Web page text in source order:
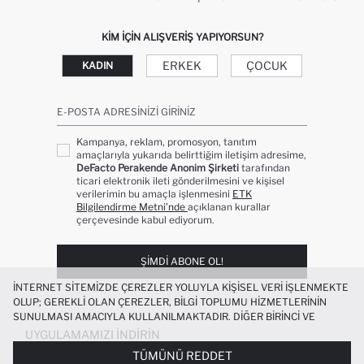
KIM IÇIN ALIŞVERIŞ YAPIYORSUN?
KADIN ERKEK ÇOCUK
E-POSTA ADRESINIZI GIRINIZ
Kampanya, reklam, promosyon, tanıtım
amaçlarıyla yukarıda belirttiğim iletişim adresime,
DeFacto Perakende Anonim Şirketi tarafından
ticari elektronik ileti gönderilmesini ve kişisel
verilerimin bu amaçla işlenmesini ETK
Bilgilendirme Metni’nde açıklanan kurallar
çerçevesinde kabul ediyorum.
ŞIMDI ABONE OL!
UYGULAMAMIZI İNDIRIN
İNTERNET SITEMIZDE ÇEREZLER YOLUYLA KIŞISEL VERI IŞLENMEKTE
OLUP; GEREKLI OLAN ÇEREZLER, BILGI TOPLUMU HIZMETLERININ
SUNULMASI AMACIYLA KULLANILMAKTADIR. DIĞER BIRINCI VE
ÜÇÜNCÜ TARAF ÇEREZLER ISE SIZE DAHA IYI BIR ALIŞVERIŞ
DENEYIMI SUNULABILMESI, SITEMIZIN DAHA IŞLEVSEL KILINMASI VE
KIŞISELLEŞTIRMESI VE AÇIK RIZA VERMENIZ HALINDE, SIZLERE
TÜMÜNÜ REDDET